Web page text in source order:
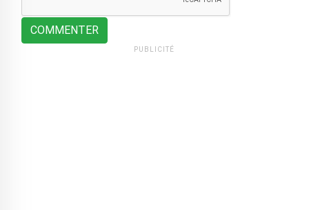
COMMENTER
PUBLICITÉ